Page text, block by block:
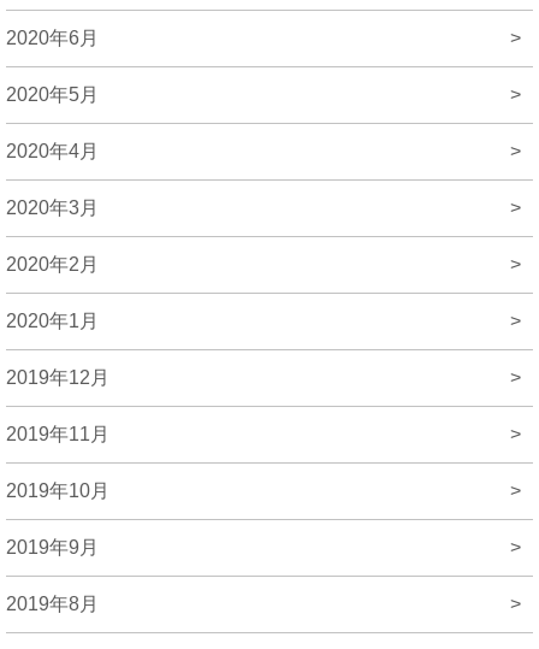
2020年6月 >
2020年5月 >
2020年4月 >
2020年3月 >
2020年2月 >
2020年1月 >
2019年12月 >
2019年11月 >
2019年10月 >
2019年9月 >
2019年8月 >